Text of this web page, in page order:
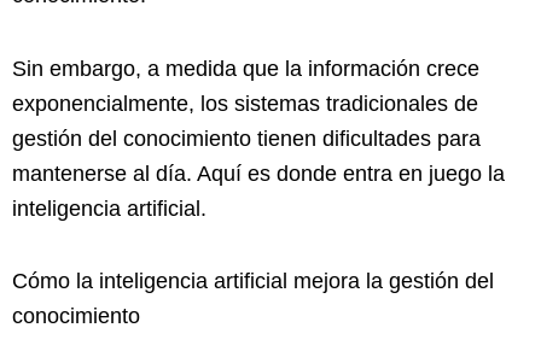
Sin embargo, a medida que la información crece
exponencialmente, los sistemas tradicionales de
gestión del conocimiento tienen dificultades para
mantenerse al día. Aquí es donde entra en juego la
inteligencia artificial.
Cómo la inteligencia artificial mejora la gestión del
conocimiento